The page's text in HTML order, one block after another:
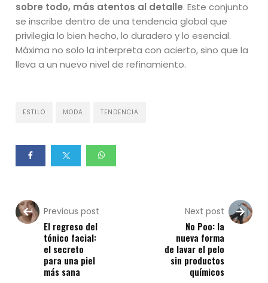
sobre todo, más atentos al detalle. Este conjunto
se inscribe dentro de una tendencia global que
privilegia lo bien hecho, lo duradero y lo esencial.
Máxima no solo la interpreta con acierto, sino que la
lleva a un nuevo nivel de refinamiento.
ESTILO MODA TENDENCIA
Previous post
El regreso del
tónico facial:
el secreto
para una piel
más sana
Next post
No Poo: la
nueva forma
de lavar el pelo
sin productos
químicos